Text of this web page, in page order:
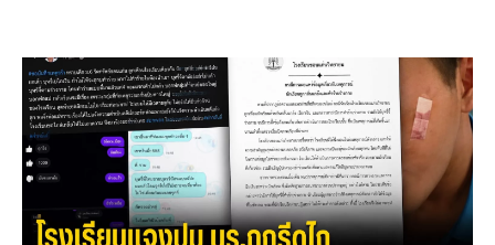
k